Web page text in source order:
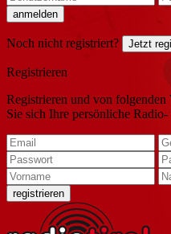
Noch nicht registriert? Jetzt
Registrieren
Registrieren und von
Sie sich Ihre persönliche